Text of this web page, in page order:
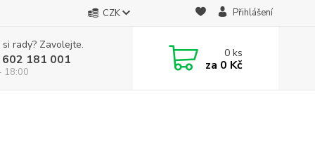
CZK Přihlášení
rady? Zavolejte.
181 001
18:00
0ks
za 0 Kč